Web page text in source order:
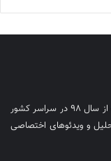
روزنامه فوتبالز، روزنامه ای ورزشی چاپ صبح است که از سال ۹۸ در سراسر کشور
و ویدئوهای اختصاصی